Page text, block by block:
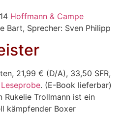
Hoffmann & Campe
Bart, Sprecher: Sven Philipp
21,99 € (D/A), 33,50 SFR,
Leseprobe. (E-Book lieferbar)
Rukelie Trollmann ist ein
kämpfender Boxer